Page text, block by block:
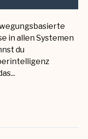
in allen Systemen
du